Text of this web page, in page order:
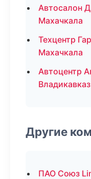
Автосалон
Махачкала
Техцентр
Махачкала
Автоцентр
Владикавказ
Другие
ПАО Союз